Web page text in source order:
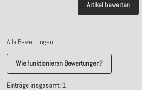
Artikel bewerten
Alle Bewertungen:
Wie funktionieren Bewertungen?
Einträge insgesamt: 1